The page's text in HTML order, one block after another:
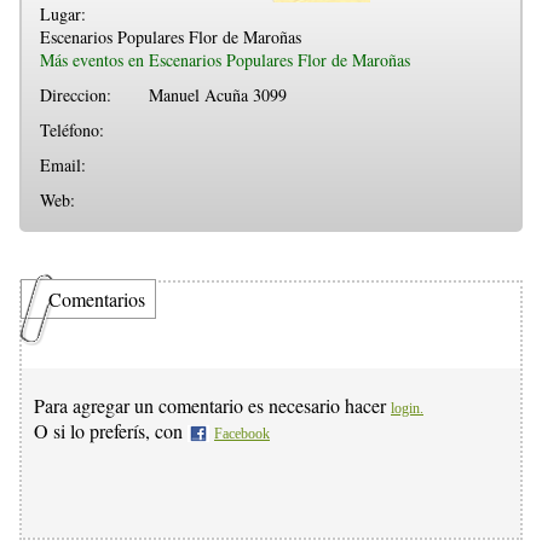
Lugar:
Escenarios Populares Flor de Maroñas
Más eventos en Escenarios Populares Flor de Maroñas
Direccion:
Manuel Acuña 3099
Teléfono:
Email:
Web:
Comentarios
Para agregar un comentario es necesario hacer login.
O si lo preferís, con Facebook